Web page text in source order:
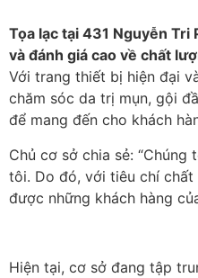
Tọa lạc tại 431 Nguyễn
và đánh giá cao về chất
Với trang thiết bị hiện đại
chăm sóc da trị mụn, gội
để mang đến cho khách
Chủ cơ sở chia sẻ:
tôi. Do đó, với tiêu chí chất
được những khách hàng
Hiện tại, cơ sở đang tập